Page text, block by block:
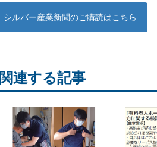
シルバー産業新聞のご購読はこちら
関連する記事